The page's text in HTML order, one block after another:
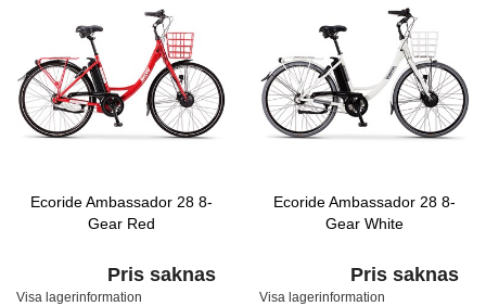
Ecoride Ambassador 28 8-
Gear Red
Pris saknas
Visa lagerinformation
Ecoride Ambassador 28 8-
Gear White
Pris saknas
Visa lagerinformation